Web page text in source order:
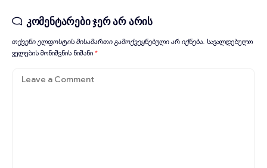
კომენტარები ჯერ არ არის
თქვენი ელფოსტის მისამართი გამოქვეყნებული არ იქნება. სავალდებულო
ველების მონიშვნის ნიშანი *